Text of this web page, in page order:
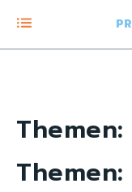
PR
Themen:
Themen: